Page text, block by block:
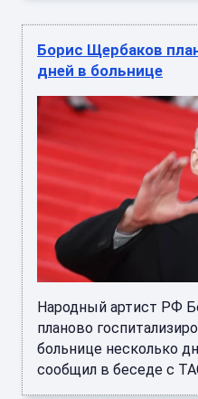
Борис Щербаков
дней в больнице
Народный артист РФ
планово
больнице несколько
сообщил в беседе с